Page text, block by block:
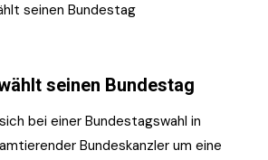
seinen Bundestag
bei einer Bundestagswahl in
Bundeskanzler um eine